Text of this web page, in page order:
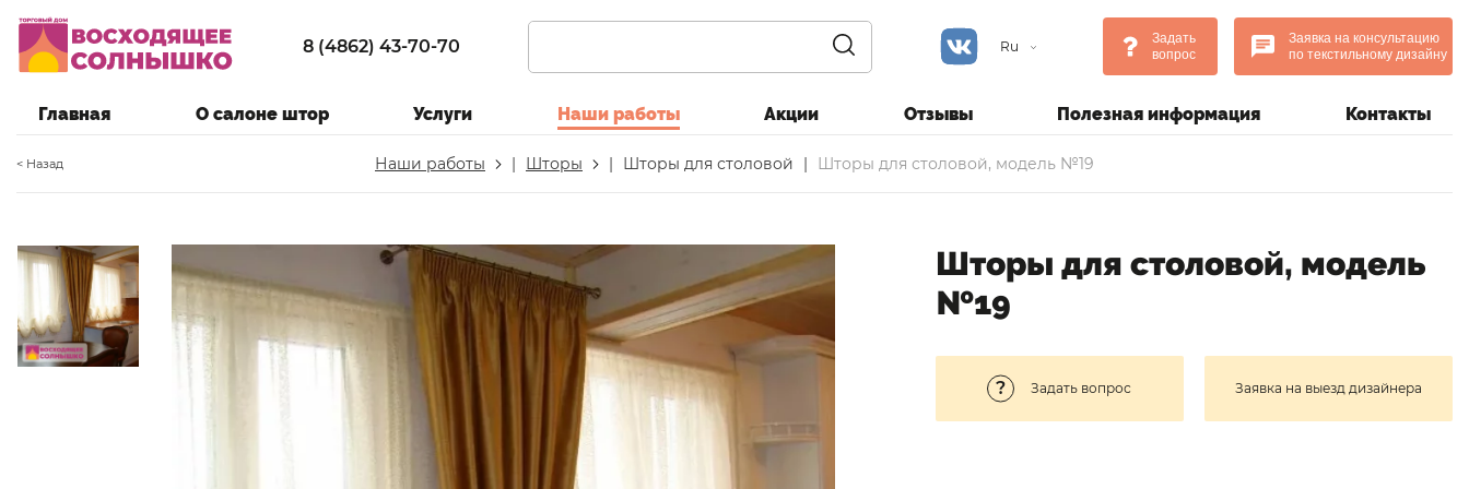
8 (4862) 43-70-70 Ru
Задать
вопрос
Заявка на консультацию
по текстильному дизайну
Главная О салоне штор Услуги Наши работы Акции Отзывы Полезная информация Контакты
< Назад Наши работы | Шторы | Шторы для столовой | Шторы для столовой, модель №19
Шторы для столовой, модель
№19
Задать вопрос Заявка на выезд дизайнера